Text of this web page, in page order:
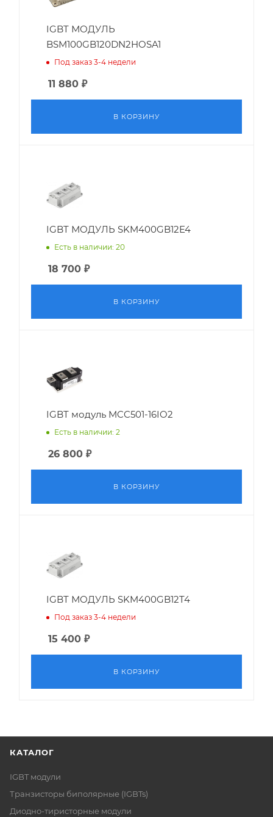
IGBT МОДУЛЬ
BSM100GB120DN2HOSA1
Под заказ 3-4 недели
11 880 ₽
В КОРЗИНУ
IGBT МОДУЛЬ SKM400GB12E4
Есть в наличии: 20
18 700 ₽
В КОРЗИНУ
IGBT модуль MCC501-16IO2
Есть в наличии: 2
26 800 ₽
В КОРЗИНУ
IGBT МОДУЛЬ SKM400GB12T4
Под заказ 3-4 недели
15 400 ₽
В КОРЗИНУ
КАТАЛОГ
IGBT модули
Транзисторы биполярные (IGBTs)
Диодно-тиристорные модули